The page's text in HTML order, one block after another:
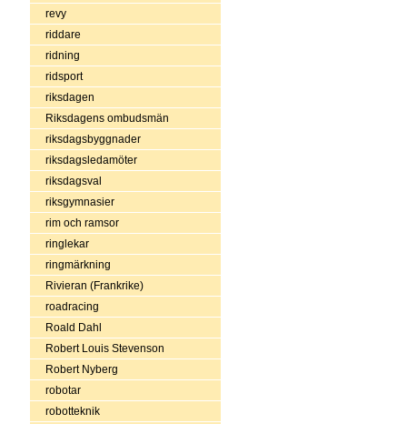
revy
riddare
ridning
ridsport
riksdagen
Riksdagens ombudsmän
riksdagsbyggnader
riksdagsledamöter
riksdagsval
riksgymnasier
rim och ramsor
ringlekar
ringmärkning
Rivieran (Frankrike)
roadracing
Roald Dahl
Robert Louis Stevenson
Robert Nyberg
robotar
robotteknik